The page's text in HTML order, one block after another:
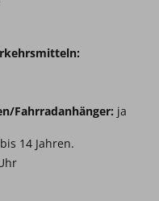
Fahrradanhänger: ja
14 Jahren.